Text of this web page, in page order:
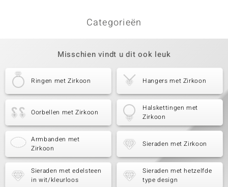
Categorieën
Misschien vindt u dit ook leuk
Ringen met Zirkoon Hangers met Zirkoon
Oorbellen met Zirkoon
Halskettingen met
Zirkoon
Armbanden met
Zirkoon
Sieraden met Zirkoon
Sieraden met edelsteen
in wit/kleurloos
Sieraden met hetzelfde
type design